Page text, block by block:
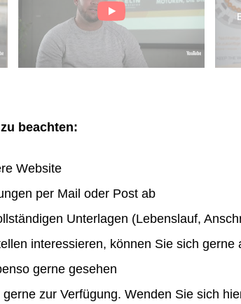
beachten:
Website
per Mail oder Post ab
Unterlagen (Lebenslauf,
interessieren, können Sie sich gerne
gerne gesehen
zur Verfügung. Wenden Sie sich